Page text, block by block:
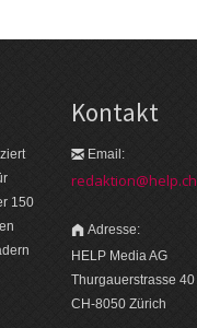
150
Kontakt
Email:
redaktion@help.ch
Adresse:
HELP Media AG
Thurgauerstrasse 40
CH-8050 Zürich